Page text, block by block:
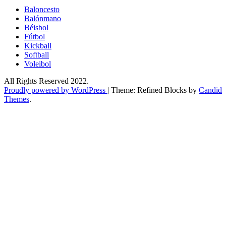
Baloncesto
Balónmano
Béisbol
Fútbol
Kickball​
Softball​
Voleibol​
All Rights Reserved 2022.
Proudly powered by WordPress | Theme: Refined Blocks by Candid
Themes.